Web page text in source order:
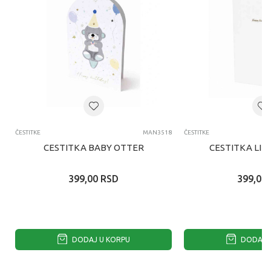
ČESTITKE MAN3518
CESTITKA BABY OTTER
399,00 RSD
DODAJ U KORPU
ČESTITKE
CESTITKA
399,00
DODAJ